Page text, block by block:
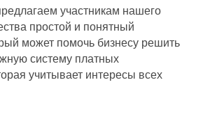
участникам нашего
простой и понятный
может помочь бизнесу решить
систему платных
учитывает интересы всех